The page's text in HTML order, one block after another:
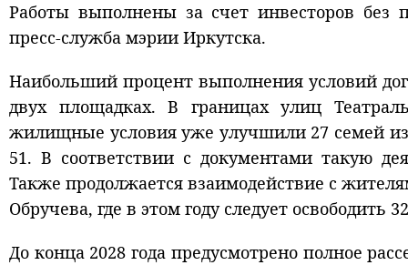
Работы выполнены за счет инвесторов без
пресс-служба мэрии Иркутска.
Наибольший процент выполнения условий
двух площадках. В границах улиц
жилищные условия уже улучшили 27 семей
51. В соответствии с документами такую
Также продолжается взаимодействие с
Обручева, где в этом году следует
До конца 2028 года предусмотрено полное